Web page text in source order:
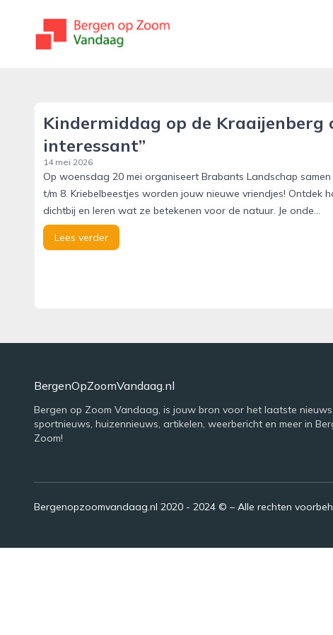
bergenopzoomvandaag.nl
Kindermiddag op de
interessant”
14 mei 2026
Op woensdag 20 mei organiseert Brabants Landschap
t/m 8. Kriebelbeestjes worden jouw nieuwe vriendjes! Ontdek
dichtbij en leren wat ze betekenen voor de natuur. Je onde...
Lees verder
BergenOpZoomVandaag.nl
Bergen op Zoom Vandaag, is jouw bron voor het laatste nieuws,
sportnieuws, huizennieuws, artikelen, weerbericht en meer in
Zoom!
Bergenopzoomvandaag.nl 2020 - 2024 © – Alle rechten